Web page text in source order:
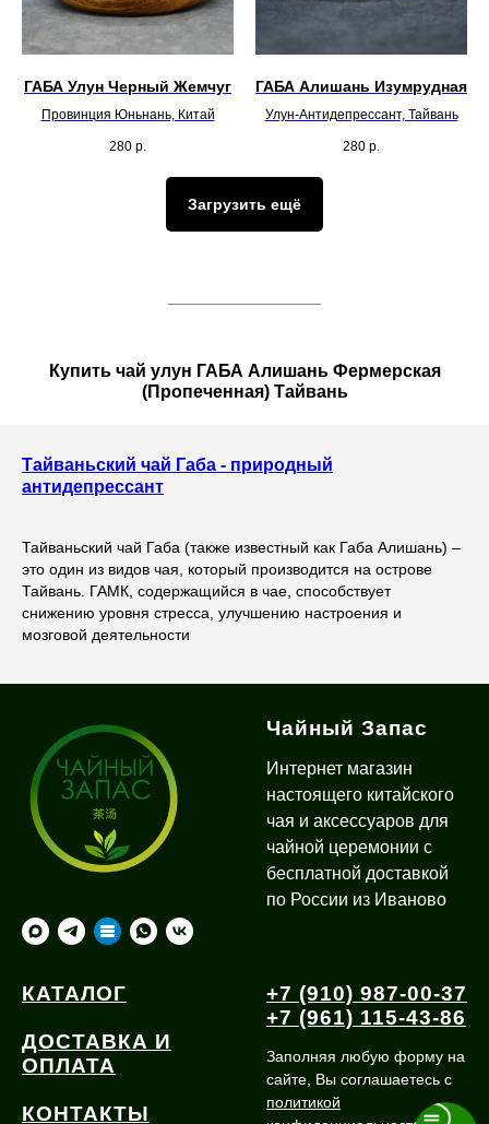
ГАБА Улун Черный Жемчуг
Провинция Юньнань, Китай
280 р.
ГАБА Алишань Изумрудная
Улун-Антидепрессант, Тайвань
280 р.
Загрузить ещё
Купить чай улун ГАБА Алишань Фермерская
(Пропеченная) Тайвань
Тайваньский чай Габа - природный
антидепрессант
Тайваньский чай Габа (также известный как Габа Алишань) –
это один из видов чая, который производится на острове
Тайвань. ГАМК, содержащийся в чае, способствует
снижению уровня стресса, улучшению настроения и
мозговой деятельности
Чайный Запас
Интернет магазин
настоящего китайского
чая и аксессуаров для
чайной церемонии с
бесплатной доставкой
по России из Иваново
КАТАЛОГ
ДОСТАВКА И
ОПЛАТА
КОНТАКТЫ
+7 (910) 987-00-37
+7 (961) 115-43-86
Заполняя любую форму на
сайте, Вы соглашаетесь с
политикой